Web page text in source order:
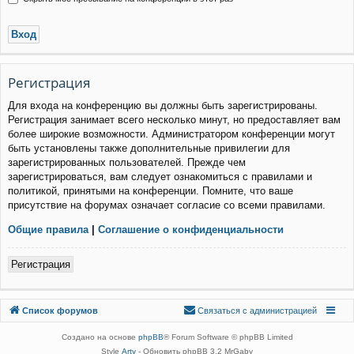
Регистрация
Для входа на конференцию вы должны быть зарегистрированы.
Регистрация занимает всего несколько минут, но предоставляет вам
более широкие возможности. Администратором конференции могут
быть установлены также дополнительные привилегии для
зарегистрированных пользователей. Прежде чем
зарегистрироваться, вам следует ознакомиться с правилами и
политикой, принятыми на конференции. Помните, что ваше
присутствие на форумах означает согласие со всеми правилами.
Общие правила | Соглашение о конфиденциальности
Регистрация
Список форумов
Связаться с
Связаться с администрацией
Создано на основе phpBB® Forum Software © phpBB Limited
Style Arty - Обновить phpBB 3.2 MrGaby